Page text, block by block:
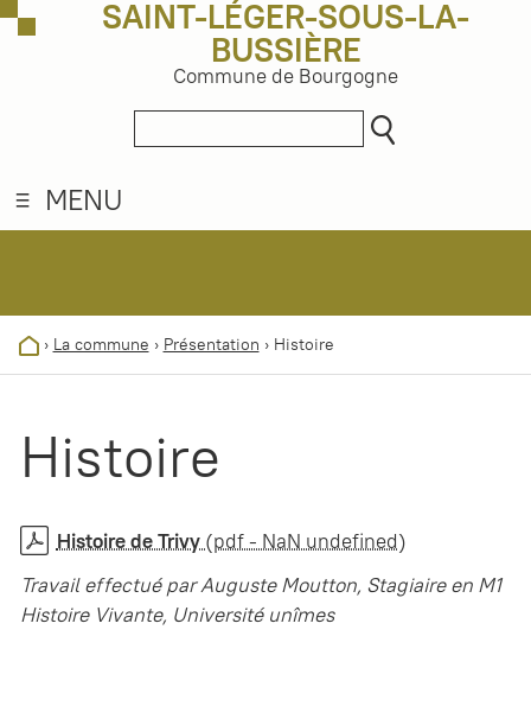
SAINT-LÉGER-SOUS-LA-
BUSSIÈRE
Commune de Bourgogne
MENU
› La commune › Présentation › Histoire
Histoire
Histoire de Trivy(pdf - NaN undefined)
Travail effectué par Auguste Moutton, Stagiaire en M1
Histoire Vivante, Université unîmes